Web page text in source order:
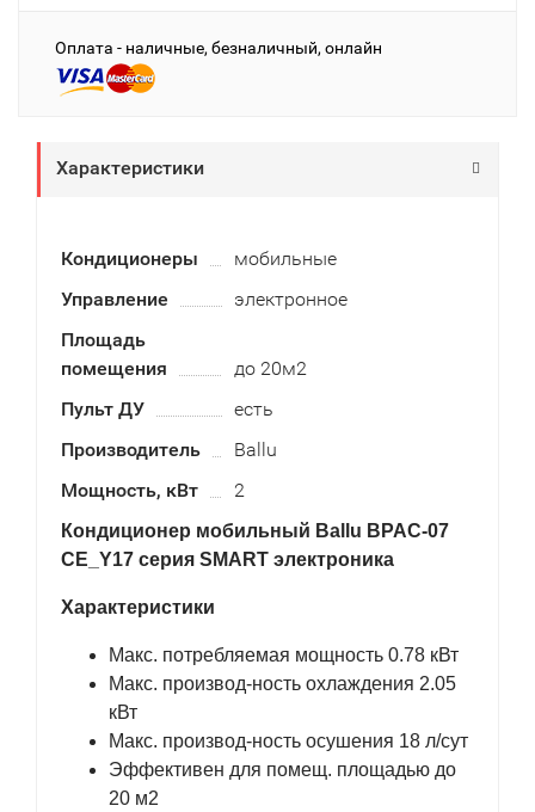
Оплата - наличные, безналичный, онлайн
Характеристики
Кондиционеры
мобильные
Управление
электронное
Площадь
помещения
до 20м2
Пульт ДУ
есть
Производитель
Ballu
Мощность, кВт
2
Кондиционер мобильный Ballu BPAC-07
CE_Y17 серия SMART электроника
Характеристики
Макс. потребляемая мощность 0.78 кВт
Макс. производ-ность охлаждения 2.05
кВт
Макс. производ-ность осушения 18 л/сут
Эффективен для помещ. площадью до
20 м2